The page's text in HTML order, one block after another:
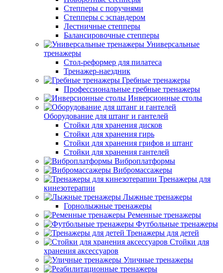
Степперы с поручнями
Степперы с эспандером
Лестничные степперы
Балансировочные степперы
Универсальные
тренажеры
Стол-реформер для пилатеса
Тренажер-наездник
Гребные тренажеры
Профессиональные гребные тренажеры
Инверсионные столы
Оборудование для штанг и гантелей
Стойки для хранения дисков
Стойки для хранения гирь
Стойки для хранения грифов и штанг
Стойки для хранения гантелей
Виброплатформы
Вибромассажеры
Тренажеры для
кинезотерапии
Лыжные тренажеры
Горнолыжные тренажеры
Ременные тренажеры
Футбольные тренажеры
Тренажеры для детей
Стойки для
хранения аксессуаров
Уличные тренажеры